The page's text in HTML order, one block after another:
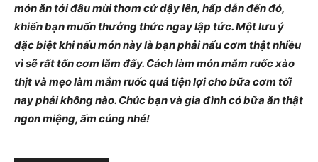
món ăn tới đâu mùi thơm cứ dậy lên, hấp dẫn đến đó,
khiến bạn muốn thưởng thức ngay lập tức. Một lưu ý
đặc biệt khi nấu món này là bạn phải nấu cơm thật nhiều
vì sẽ rất tốn cơm lắm đấy. Cách làm món mắm ruốc xào
thịt và mẹo làm mắm ruốc quá tiện lợi cho bữa cơm tối
nay phải không nào. Chúc bạn và gia đình có bữa ăn thật
ngon miệng, ấm cúng nhé!